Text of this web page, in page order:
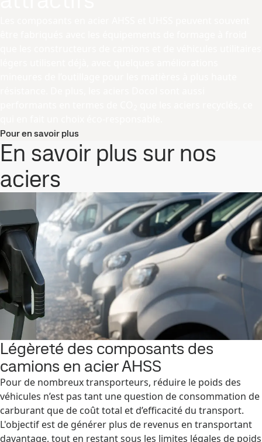
Pour en savoir plus
En savoir plus sur nos
aciers
Légèreté des composants des
camions en acier AHSS
Pour de nombreux transporteurs, réduire le poids des
véhicules n’est pas tant une question de consommation de
carburant que de coût total et d’efficacité du transport.
L'objectif est de générer plus de revenus en transportant
davantage, tout en restant sous les limites légales de poids